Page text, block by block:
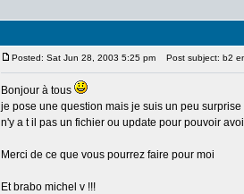
Posted: Sat Jun 28, 2003 5:25 pm Post subject: b2
Bonjour à tous
je pose une question mais je suis un peu
n'y a t il pas un fichier ou update pour pouvoir
Merci de ce que vous pourrez faire pour moi
Et brabo michel v !!!